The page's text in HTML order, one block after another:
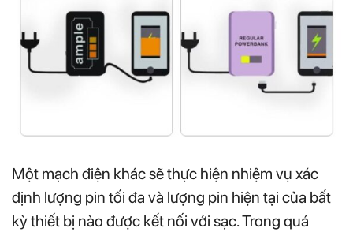
Một mạch điện khác sẽ thực hiện nhiệm vụ xác
định lượng pin tối đa và lượng pin hiện tại của bất
kỳ thiết bị nào được kết nối với sạc. Trong quá